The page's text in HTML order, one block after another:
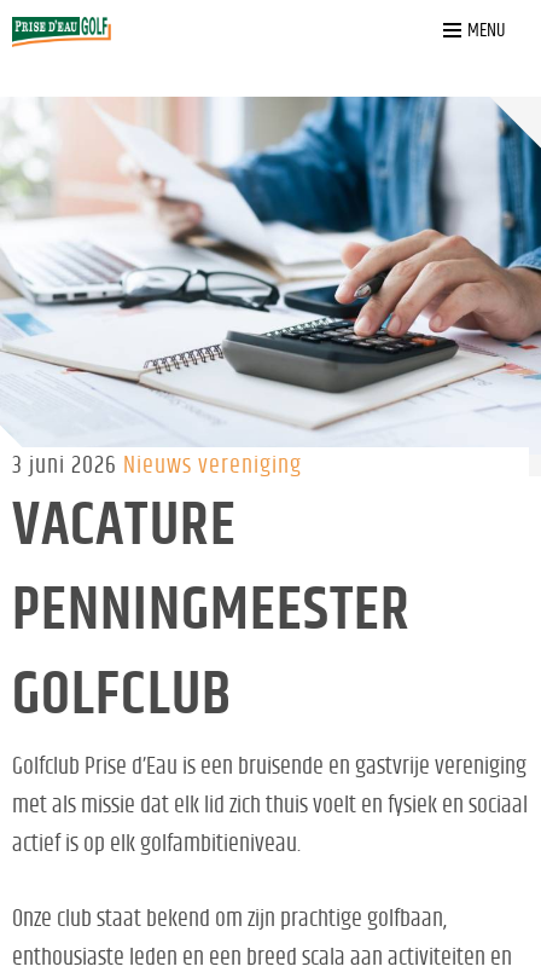
MENU
Home
3 juni 2026 Nieuws vereniging
VACATURE
PENNINGMEESTER
GOLFCLUB
Golfclub Prise d’Eau is een bruisende en gastvrije vereniging
met als missie dat elk lid zich thuis voelt en fysiek en sociaal
actief is op elk golfambitieniveau.
Onze club staat bekend om zijn prachtige golfbaan,
enthousiaste leden en een breed scala aan activiteiten en